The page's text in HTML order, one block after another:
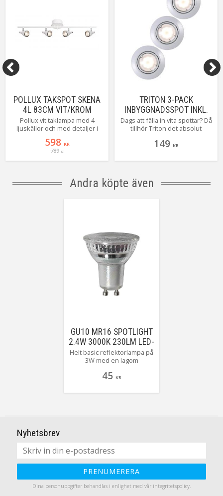
Energiklass
Anpassad för
Tillverkare
Aneta Belysning AB
POLLUX TAKSPOT SKENA
4L 83CM VIT/KROM
Pollux vit taklampa med 4
ljuskällor och med detaljer i
stilfulla design och tidlösa look
ett lysande inslag i ditt hem.
598 KR
789 KR
TRITON 3-PACK
INBYGGNADSSPOT INKL.
3XLED VIT
Dags att fälla in vita spottar? Då
tillhör Triton det absolut
(dvs inga transformatorer eller
ljuskällor ingår! OBS! Triton är
149 KR
Andra köpte även
GU10 MR16 SPOTLIGHT
2.4W 3000K 230LM LED-
LAMPA
Helt basic reflektorlampa på
3W med en lagom
(det vill säga inte kallt och
svenska lagom) Perfekt att
45 KR
Nyhetsbrev
PRENUMERERA
Dina personuppgifter behandlas i enlighet med vår integritetspolicy.